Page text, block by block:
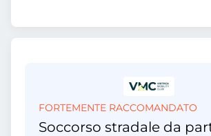
FORTEMENTE RACCOMANDATO
Soccorso stradale da